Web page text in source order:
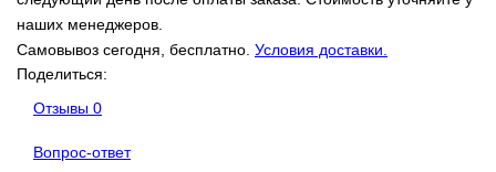
наших менеджеров.
Самовывоз сегодня, бесплатно. Условия доставки.
Поделиться:
Отзывы 0
Вопрос-ответ